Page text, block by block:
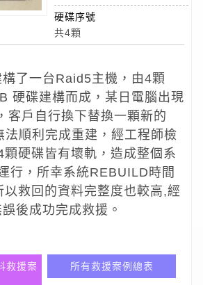
硬碟序號
共4顆
了一台Raid5主機，由4顆
硬碟建構而成，某日電腦出現
客戶自行換下替換一顆新的
法順利完成重建，經工程師檢
顆硬碟皆有壞軌，造成整個系
行，所幸系統REBUILD時間
救回的資料完整度也較高,經
後成功完成救援。
救援案
所有救援案例總表